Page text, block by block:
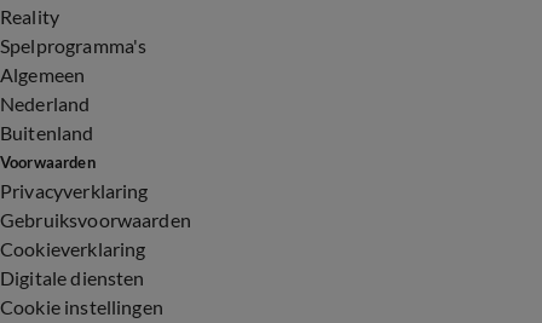
Reality
Spelprogramma's
Algemeen
Nederland
Buitenland
Voorwaarden
Privacyverklaring
Gebruiksvoorwaarden
Cookieverklaring
Digitale diensten
Cookie instellingen